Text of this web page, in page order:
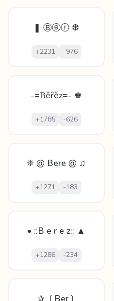
❚ Ⓑⓔⓡ ❆
+2231 -976
-=Ḇȅȓěz=- ♚
+1785 -626
❈ @ Bere @ ♫
+1271 -183
• ::B e r e z:: ▲
+1286 -234
✰ ❲Ber❳